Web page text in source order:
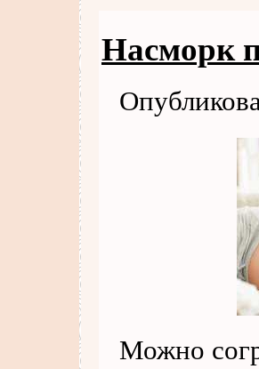
Насморк
Можно